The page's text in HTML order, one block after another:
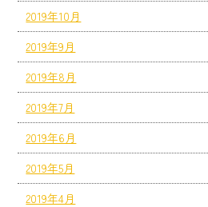
2019年10月
2019年9月
2019年8月
2019年7月
2019年6月
2019年5月
2019年4月